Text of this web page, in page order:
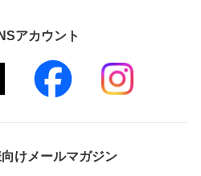
アカウント
けメールマガジン